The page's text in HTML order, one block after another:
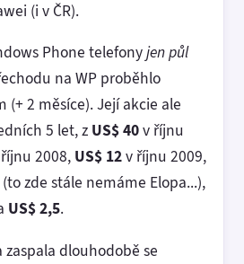
(i v ČR).
Phone telefonyjen půl
na WP proběhlo
2 měsíce). Její akcie ale
5 let, z US$ 40v říjnu
2008, US$ 12v říjnu 2009,
zde stále nemáme Elopa...),
US$ 2,5.
dlouhodobě se